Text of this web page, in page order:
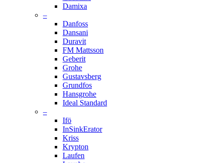
Damixa
–
Danfoss
Dansani
Duravit
FM Mattsson
Geberit
Grohe
Gustavsberg
Grundfos
Hansgrohe
Ideal Standard
–
Ifö
InSinkErator
Kriss
Krypton
Laufen